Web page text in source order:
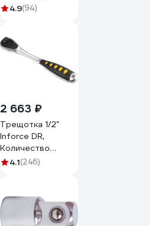
S22H41600
4.9(94)
2 663 ₽
Трещотка 1/2"
Inforce DR,
Количество
зубьев 72 шт,
Профессиональная,
06-05-47
4.1(246)